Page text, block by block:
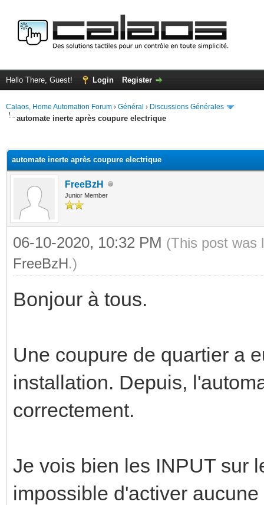
Hello There, Guest! Login Register
Calaos, Home Automation Forum › Général › Discussions Générales
automate inerte après coupure electrique
automate inerte après coupure electrique
FreeBzH
Junior Member
06-10-2020, 10:32 PM (This post was
FreeBzH.)
Bonjour à tous.
Une coupure de quartier a
installation. Depuis,
correctement.
Je vois bien les INPUT sur
impossible d'activer